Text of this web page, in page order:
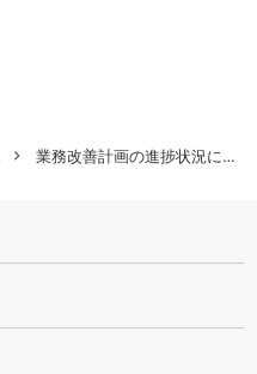
業務改善計画の進捗状況に…